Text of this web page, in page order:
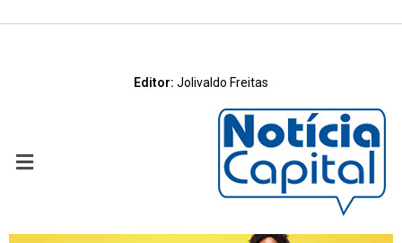
Editor: Jolivaldo Freitas